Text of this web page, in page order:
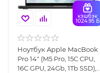
кэшбэк
1024.95 Б
Ноутбук Apple MacBook
Pro 14" (M5 Pro, 15C CPU,
16C GPU, 24Gb, 1Tb SSD),